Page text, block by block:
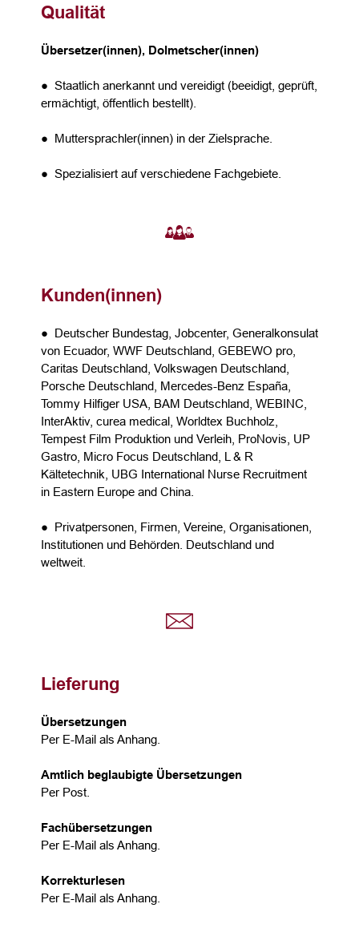
Qualität
Übersetzer(innen), Dolmetscher(innen)
● Staatlich anerkannt und vereidigt (beeidigt, geprüft,
ermächtigt, öffentlich bestellt).
● Muttersprachler(innen) in der Zielsprache.
● Spezialisiert auf verschiedene Fachgebiete.
Kunden(innen)
● Deutscher Bundestag, Jobcenter, Generalkonsulat
von Ecuador, WWF Deutschland, GEBEWO pro,
Caritas Deutschland, Volkswagen Deutschland,
Porsche Deutschland, Mercedes-Benz España,
Tommy Hilfiger USA, BAM Deutschland, WEBINC,
InterAktiv, curea medical, Worldtex Buchholz,
Tempest Film Produktion und Verleih, ProNovis, UP
Gastro, Micro Focus Deutschland, L & R
Kältetechnik, UBG International Nurse Recruitment
in Eastern Europe and China.
● Privatpersonen, Firmen, Vereine, Organisationen,
Institutionen und Behörden. Deutschland und
weltweit.
Lieferung
Übersetzungen
Per E-Mail als Anhang.
Amtlich beglaubigte Übersetzungen
Per Post.
Fachübersetzungen
Per E-Mail als Anhang.
Korrekturlesen
Per E-Mail als Anhang.